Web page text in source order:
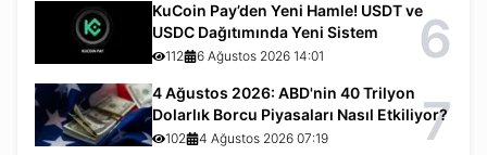
KuCoin Pay’den Yeni Hamle! USDT ve
USDC Dağıtımında Yeni Sistem
112 6 Ağustos 2026 14:01 6
4 Ağustos 2026: ABD'nin 40 Trilyon
Dolarlık Borcu Piyasaları Nasıl Etkiliyor?
102 4 Ağustos 2026 07:19 7